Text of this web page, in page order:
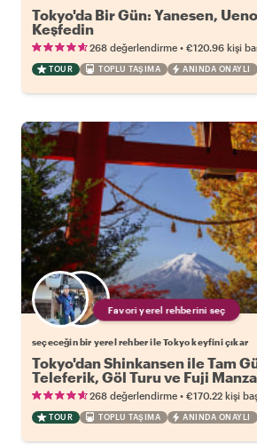
Tokyo'da Bir Gün: Yanesen,
Keşfedin
268 değerlendirme • €120.96 kişi
TOUR TOPLU TAŞIMA ANINDA ONAYLI
Favori yerel rehberini seç
seçeceğin bir yerel rehber ile Tokyo keyfini çıkar
Tokyo'dan Shinkansen ile Tam
Teleferik, Göl Turu ve Fuji
268 değerlendirme • €170.22 kişi
TOUR TOPLU TAŞIMA ANINDA ONAYLI